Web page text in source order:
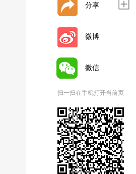
分享
微博
微信
扫一扫在手机打开当前页